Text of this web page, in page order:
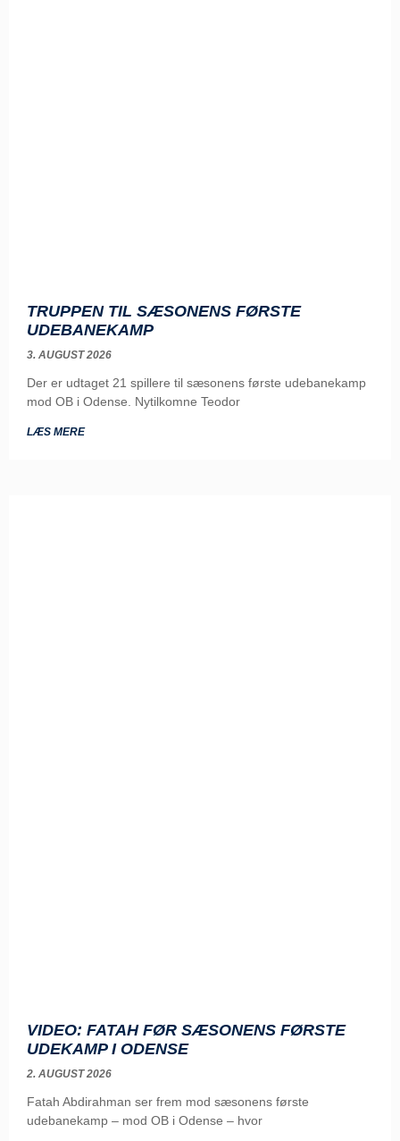
TRUPPEN TIL SÆSONENS FØRSTE
UDEBANEKAMP
3. AUGUST 2026
Der er udtaget 21 spillere til sæsonens første udebanekamp
mod OB i Odense. Nytilkomne Teodor
LÆS MERE
VIDEO: FATAH FØR SÆSONENS FØRSTE
UDEKAMP I ODENSE
2. AUGUST 2026
Fatah Abdirahman ser frem mod sæsonens første
udebanekamp – mod OB i Odense – hvor